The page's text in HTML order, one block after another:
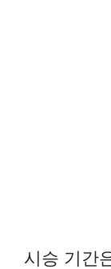
시승 기간